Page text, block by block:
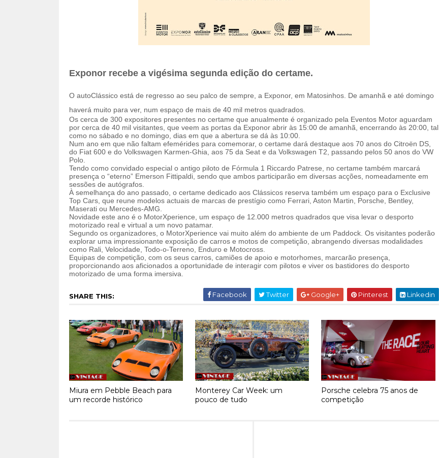
Exponor recebe a vigésima segunda edição do certame.
O autoClássico está de regresso ao seu palco de sempre, a Exponor, em Matosinhos. De amanhã e até domingo
haverá muito para ver, num espaço de mais de 40 mil metros quadrados.
Os cerca de 300 expositores presentes no certame que anualmente é organizado pela Eventos Motor aguardam
por cerca de 40 mil visitantes, que veem as portas da Exponor abrir às 15:00 de amanhã, encerrando às 20:00, tal
como no sábado e no domingo, dias em que a abertura se dá às 10:00.
Num ano em que não faltam efemérides para comemorar, o certame dará destaque aos 70 anos do Citroën DS,
do Fiat 600 e do Volkswagen Karmen-Ghia, aos 75 da Seat e da Volkswagen T2, passando pelos 50 anos do VW
Polo.
Tendo como convidado especial o antigo piloto de Fórmula 1 Riccardo Patrese, no certame também marcará
presença o “eterno” Emerson Fittipaldi, sendo que ambos participarão em diversas acções, nomeadamente em
sessões de autógrafos.
À semelhança do ano passado, o certame dedicado aos Clássicos reserva também um espaço para o Exclusive
Top Cars, que reune modelos actuais de marcas de prestígio como Ferrari, Aston Martin, Porsche, Bentley,
Maserati ou Mercedes-AMG.
Novidade este ano é o MotorXperience, um espaço de 12.000 metros quadrados que visa levar o desporto
motorizado real e virtual a um novo patamar.
Segundo os organizadores, o MotorXperience vai muito além do ambiente de um Paddock. Os visitantes poderão
explorar uma impressionante exposição de carros e motos de competição, abrangendo diversas modalidades
como Rali, Velocidade, Todo-o-Terreno, Enduro e Motocross.
Equipas de competição, com os seus carros, camiões de apoio e motorhomes, marcarão presença,
proporcionando aos aficionados a oportunidade de interagir com pilotos e viver os bastidores do desporto
motorizado de uma forma imersiva.
SHARE THIS: Facebook Twitter Google+ Pinterest Linkedin
Miura em Pebble Beach para
um recorde histórico
Monterey Car Week: um
pouco de tudo
Porsche celebra 75 anos de
competição